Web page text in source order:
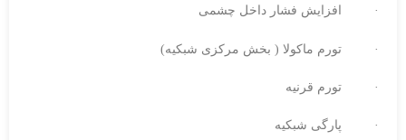
· افزایش فشار داخل چشمی
· تورم ماکولا ( بخش مرکزی شبکیه)
· تورم قرنیه
· پارگی شبکیه